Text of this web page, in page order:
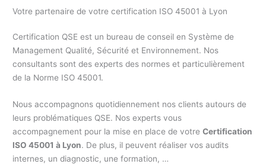
Votre partenaire de votre certification ISO 45001 à Lyon
Certification QSE est un bureau de conseil en Système de
Management Qualité, Sécurité et Environnement. Nos
consultants sont des experts des normes et particulièrement
de la Norme ISO 45001.
Nous accompagnons quotidiennement nos clients autours de
leurs problématiques QSE. Nos experts vous
accompagnement pour la mise en place de votreCertification
ISO 45001 à Lyon. De plus, il peuvent réaliser vos audits
internes, un diagnostic, une formation, …